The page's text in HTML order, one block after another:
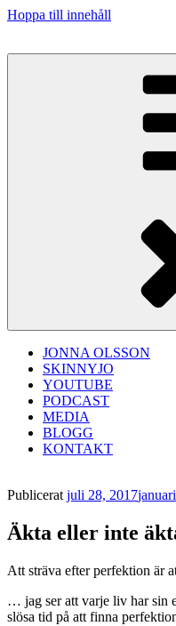
Hoppa till innehåll
JONNA OLSSON
SKINNYJO
YOUTUBE
PODCAST
MEDIA
BLOGG
KONTAKT
Publicerat juli 28, 2017
Äkta eller inte
Att sträva efter perfektion är
… jag ser att varje liv har sin
slösa tid på att finna